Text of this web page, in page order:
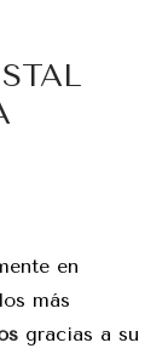
en
más
gracias a su